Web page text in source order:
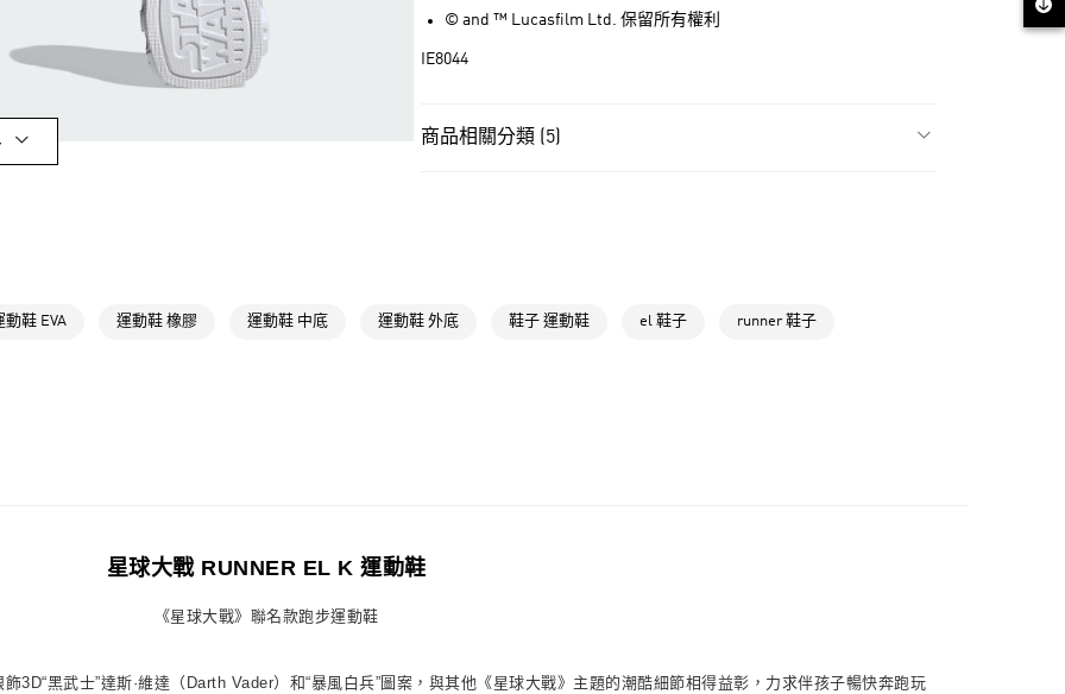
運送方式
全家取貨付款
付款後全家取貨
每筆NT$80，滿NT$1,500(含以上)免運費
每筆NT$80，滿NT$1,500(含以上)免運費
© and ™ Lucasfilm Ltd. 保留所有權利
IE8044
商品相關分類 (5)
動鞋 EVA 運動鞋 橡膠 運動鞋 中底 運動鞋 外底 鞋子 運動鞋 el 鞋子 runner 鞋子
星球大戰 RUNNER EL K 運動鞋
《星球大戰》聯名款跑步運動鞋
3D“黑武士”達斯·維達（Darth Vader）和“暴風白兵”圖案，與其他《星球大戰》主題的潮酷細節相得益彰，力求伴孩子暢快奔跑玩